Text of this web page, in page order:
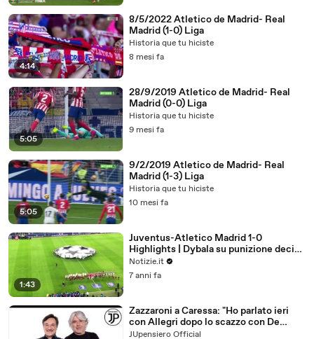
4:14
8/5/2022 Atletico de Madrid- Real
Madrid (1-0) Liga
Historia que tu hiciste
8 mesi fa
5:05
28/9/2019 Atletico de Madrid- Real
Madrid (0-0) Liga
Historia que tu hiciste
9 mesi fa
5:05
9/2/2019 Atletico de Madrid- Real
Madrid (1-3) Liga
Historia que tu hiciste
10 mesi fa
1:43
Juventus-Atletico Madrid 1-0
Highlights | Dybala su punizione decide
il match | Notizie.it
Notizie.it
7 anni fa
Zazzaroni a Caressa: "Ho parlato ieri
con Allegri dopo lo scazzo con De
Grandis, mi ha detto che adesso non
JUpensiero Official